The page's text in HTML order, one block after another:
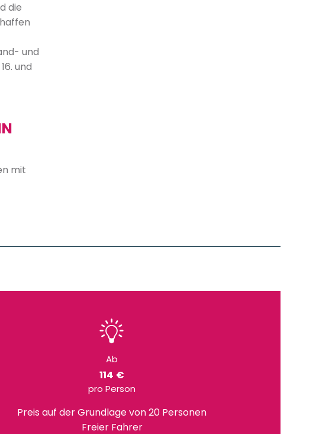
die
und
und
mit
Ab
114 €
pro Person
Preis auf der Grundlage von 20 Personen
Freier Fahrer